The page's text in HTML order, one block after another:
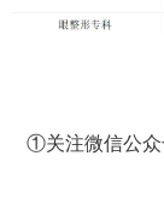
①关注微信公众